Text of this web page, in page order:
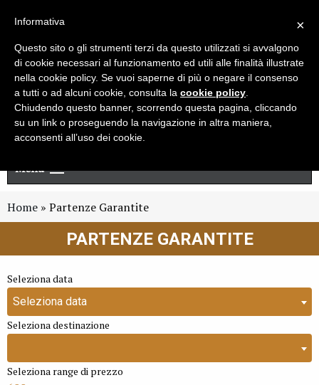
Newsletter
Menu
Home » Partenze Garantite
PARTENZE GARANTITE
Seleziona data
Seleziona data
Seleziona destinazione
Seleziona range di prezzo
×
Informativa
Questo sito o gli strumenti terzi da questo utilizzati si avvalgono
di cookie necessari al funzionamento ed utili alle finalità illustrate
nella cookie policy. Se vuoi saperne di più o negare il consenso
a tutti o ad alcuni cookie, consulta la cookie policy
Chiudendo questo banner, scorrendo questa pagina, cliccando
su un link o proseguendo la navigazione in altra maniera,
acconsenti all’uso dei cookie.